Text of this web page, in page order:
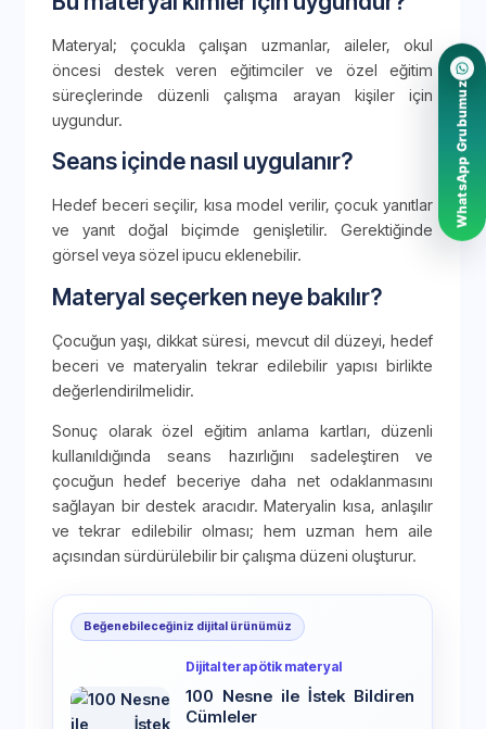
Materyal; çocukla çalışan uzmanlar, aileler, okul
öncesi destek veren eğitimciler ve özel eğitim
süreçlerinde düzenli çalışma arayan kişiler için
uygundur.
Seans içinde nasıl uygulanır?
Hedef beceri seçilir, kısa model verilir, çocuk yanıtlar
ve yanıt doğal biçimde genişletilir. Gerektiğinde
görsel veya sözel ipucu eklenebilir.
Materyal seçerken neye bakılır?
Çocuğun yaşı, dikkat süresi, mevcut dil düzeyi, hedef
beceri ve materyalin tekrar edilebilir yapısı birlikte
değerlendirilmelidir.
Sonuç olarak özel eğitim anlama kartları, düzenli
kullanıldığında seans hazırlığını sadeleştiren ve
çocuğun hedef beceriye daha net odaklanmasını
sağlayan bir destek aracıdır. Materyalin kısa, anlaşılır
ve tekrar edilebilir olması; hem uzman hem aile
açısından sürdürülebilir bir çalışma düzeni oluşturur.
Beğenebileceğiniz dijital ürünümüz
Dijital terapötik materyal
100 Nesne ile İstek Bildiren
Cümleler
WhatsApp Grubumuz